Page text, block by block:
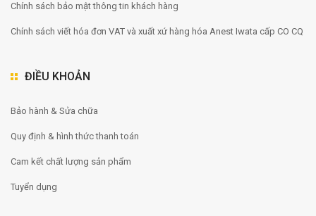
Chính sách bảo mật thông tin khách hàng
Chính sách viết hóa đơn VAT và xuất xứ hàng hóa Anest Iwata cấp CO CQ
ĐIỀU KHOẢN
Bảo hành & Sửa chữa
Quy định & hình thức thanh toán
Cam kết chất lượng sản phẩm
Tuyển dụng